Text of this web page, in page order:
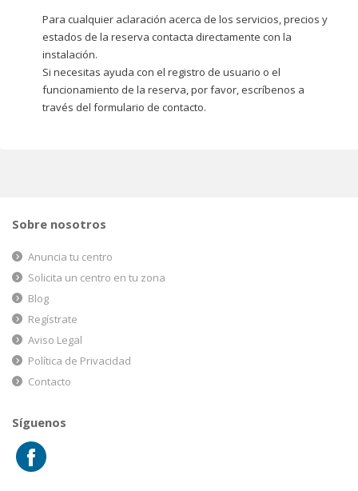
Para cualquier aclaración acerca de los servicios, precios y
estados de la reserva contacta directamente con la
instalación.
Si necesitas ayuda con el registro de usuario o el
funcionamiento de la reserva, por favor, escríbenos a
través del formulario de contacto.
Sobre nosotros
Anuncia tu centro
Solicita un centro en tu zona
Blog
Regístrate
Aviso Legal
Política de Privacidad
Contacto
Síguenos